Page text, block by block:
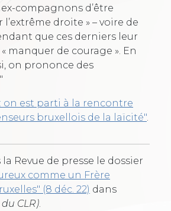
compagnons d’être
l’extrême droite » – voire de
que ces derniers leur
manquer de courage ». En
on prononce des
on est parti à la rencontre
bruxellois de la laïcité"
Revue de presse le dossier
comme un Frère
(8 déc. 22) dans
CLR)